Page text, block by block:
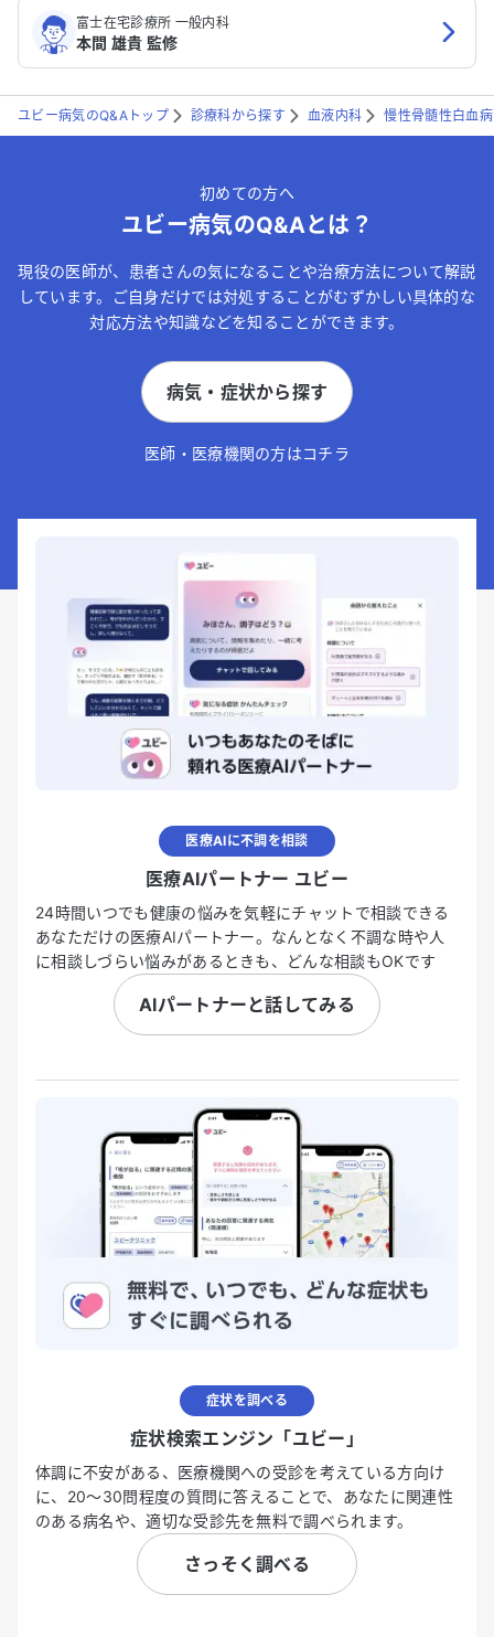
富士在宅診療所 一般内科
本間 雄貴 監修
ユビー病気のQ&Aトップ 診療科から探す 血液内科 慢性骨髄性白血病
初めての方へ
ユビー病気のQ&Aとは？
現役の医師が、患者さんの気になることや治療方法について解説
しています。ご自身だけでは対処することがむずかしい具体的な
対応方法や知識などを知ることができます。
病気・症状から探す
医師・医療機関の方はコチラ
医療AIに不調を相談
医療AIパートナー ユビー
24時間いつでも健康の悩みを気軽にチャットで相談できる
あなただけの医療AIパートナー。なんとなく不調な時や人
に相談しづらい悩みがあるときも、どんな相談もOKです
AIパートナーと話してみる
症状を調べる
症状検索エンジン「ユビー」
体調に不安がある、医療機関への受診を考えている方向け
に、20〜30問程度の質問に答えることで、あなたに関連性
のある病名や、適切な受診先を無料で調べられます。
さっそく調べる